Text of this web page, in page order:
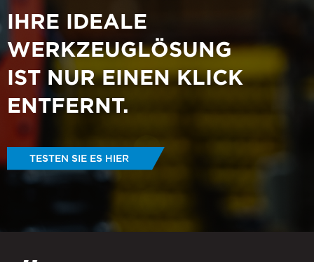
IHRE IDEALE
WERKZEUGLÖSUNG
IST NUR EINEN KLICK
ENTFERNT.
TESTEN SIE ES HIER